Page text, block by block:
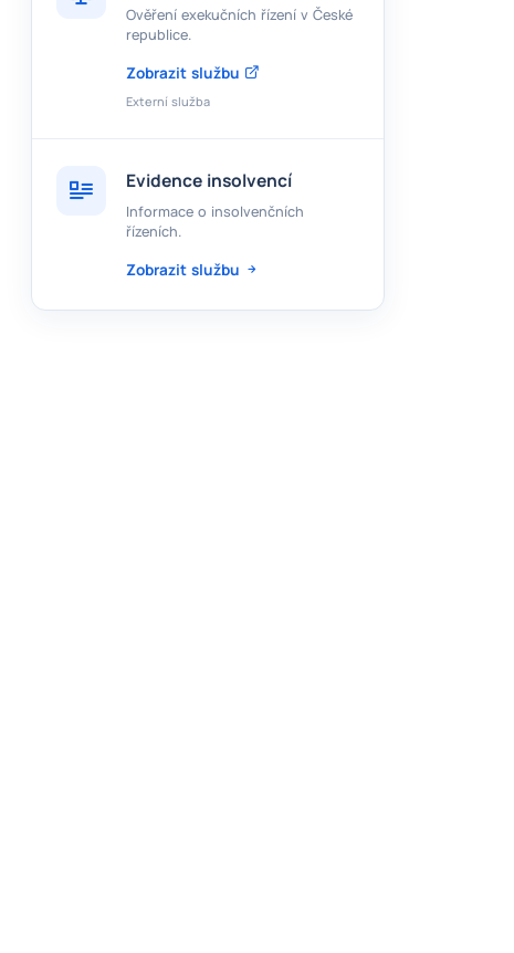
Ověření exekučních řízení v České
republice.
Zobrazit službu
Externí služba
Evidence insolvencí
Informace o insolvenčních
řízeních.
Zobrazit službu